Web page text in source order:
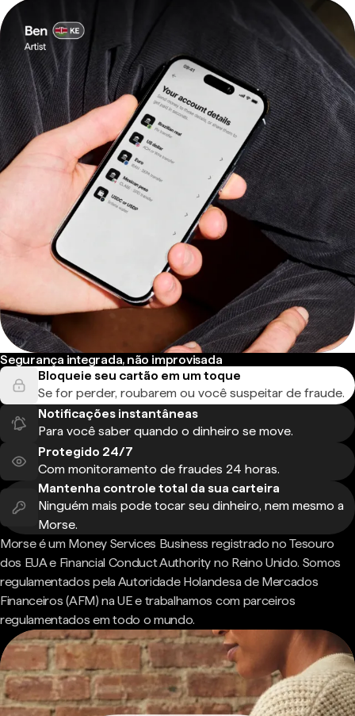
Segurança integrada, não improvisada
Bloqueie seu cartão em um toque
Se for perder, roubarem ou você suspeitar de fraude.
Notificações instantâneas
Para você saber quando o dinheiro se move.
Protegido 24/7
Com monitoramento de fraudes 24 horas.
Mantenha controle total da sua carteira
Ninguém mais pode tocar seu dinheiro, nem mesmo a
Morse.
Morse é um Money Services Business registrado no Tesouro
dos EUA e Financial Conduct Authority no Reino Unido. Somos
regulamentados pela Autoridade Holandesa de Mercados
Financeiros (AFM) na UE e trabalhamos com parceiros
regulamentados em todo o mundo.